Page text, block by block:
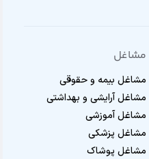
مشاغل
مشاغل بیمه و حقوقی
مشاغل آرایشی و بهداشتی
مشاغل آموزشی
مشاغل پزشکی
مشاغل پوشاک